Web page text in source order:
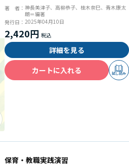
著 者： 神長美津子、高柳恭子、桂木奈巳、青木康太
朗＝編著
発行日： 2025年04月10日
2,420円
詳細を見る
カートに入れる
試し読み
保育・教職実践演習